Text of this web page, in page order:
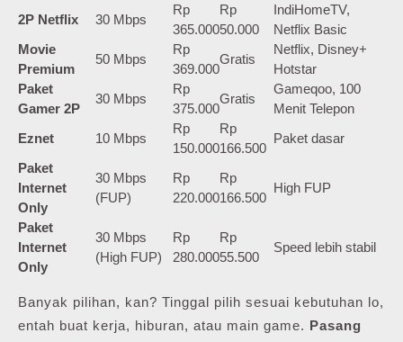
2P Netflix
30 Mbps
Rp
365.000
Rp
50.000
IndiHomeTV,
Netflix Basic
Movie
Premium
50 Mbps
Rp
369.000
Gratis
Netflix, Disney+
Hotstar
Paket
Gamer 2P
30 Mbps
Rp
375.000
Gratis
Gameqoo, 100
Menit Telepon
Eznet
10 Mbps
Rp
150.000
Rp
166.500
Paket dasar
Paket
Internet
Only
30 Mbps
(FUP)
Rp
220.000
Rp
166.500
High FUP
Paket
Internet
Only
30 Mbps
(High FUP)
Rp
280.000
Rp
55.500
Speed lebih stabil
Banyak pilihan, kan? Tinggal pilih sesuai kebutuhan lo,
entah buat kerja, hiburan, atau main game. Pasang